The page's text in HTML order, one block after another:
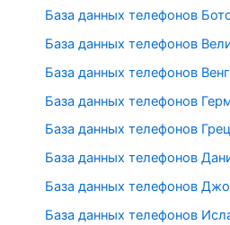
База данных телефонов
База данных телефонов
База данных телефонов
База данных телефонов
База данных телефонов
База данных телефонов
База данных телефонов
База данных телефонов